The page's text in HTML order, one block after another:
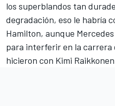
los superblandos tan
degradación, eso le habría
Hamilton, aunque Mercedes
para interferir en la carrera
hicieron con Kimi Raikkonen